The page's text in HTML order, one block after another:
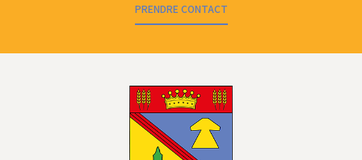
PRENDRE CONTACT